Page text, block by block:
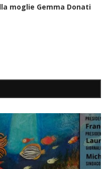
moglie Gemma Donati